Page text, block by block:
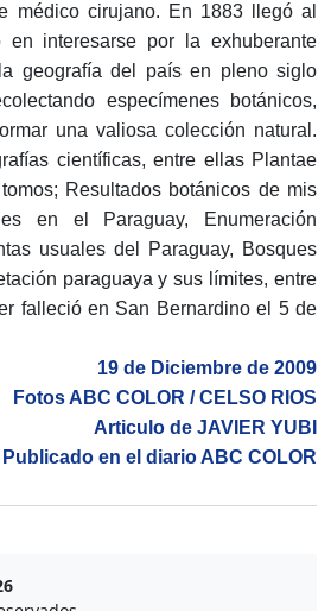
médico cirujano. En 1883 llegó al
en interesarse por la exhuberante
geografía del país en pleno siglo
especímenes botánicos,
una valiosa colección natural.
científicas, entre ellas Plantae
Resultados botánicos de mis
en el Paraguay, Enumeración
usuales del Paraguay, Bosques
paraguaya y sus límites, entre
falleció en San Bernardino el 5 de
19 de Diciembre de 2009
Fotos ABC COLOR / CELSO RIOS
Articulo de JAVIER YUBI
Publicado en el diario ABC COLOR